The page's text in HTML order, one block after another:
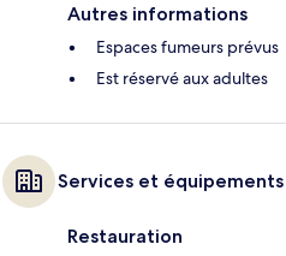
Autres informations
Espaces fumeurs prévus
Est réservé aux adultes
Services et équipements
Restauration